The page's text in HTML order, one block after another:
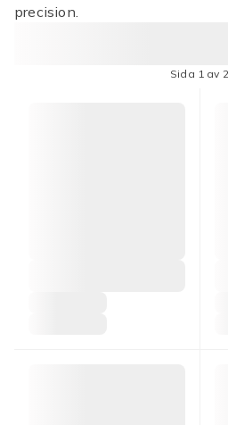
precision.
Sida 1 av 2